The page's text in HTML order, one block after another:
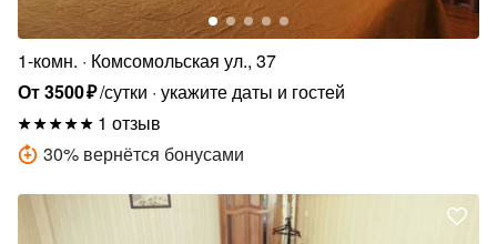
1-комн.
Комсомольская ул., 37
От3500₽/сутки укажите даты и гостей
1 отзыв
30% вернётся бонусами